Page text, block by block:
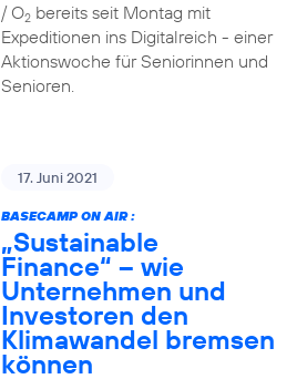
/ O2bereits seit Montag mit
Expeditionen ins Digitalreich - einer
Aktionswoche für Seniorinnen und
Senioren.
17. Juni 2021
BASECAMP ON AIR :
„Sustainable
Finance“ – wie
Unternehmen und
Investoren den
Klimawandel bremsen
können